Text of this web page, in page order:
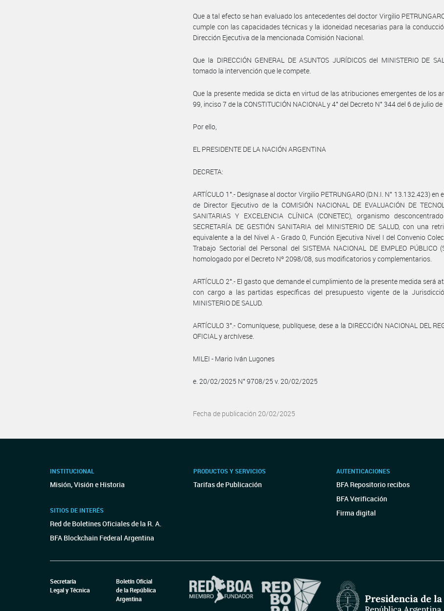
Que a tal efecto se han evaluado los antecedentes del doctor Virgilio
cumple con las capacidades técnicas y la idoneidad necesarias para la
Dirección Ejecutiva de la mencionada Comisión Nacional.
Que la DIRECCIÓN GENERAL DE ASUNTOS JURÍDICOS del MINISTERIO DE
tomado la intervención que le compete.
Que la presente medida se dicta en virtud de las atribuciones emergentes de los
99, inciso 7 de la CONSTITUCIÓN NACIONAL y 4° del Decreto N° 344 del 6 de julio
Por ello,
EL PRESIDENTE DE LA NACIÓN ARGENTINA
DECRETA:
ARTÍCULO 1°.- Desígnase al doctor Virgilio PETRUNGARO (D.N.I. N° 13.132.423) en
de Director Ejecutivo de la COMISIÓN NACIONAL DE EVALUACIÓN DE
SANITARIAS Y EXCELENCIA CLÍNICA (CONETEC), organismo
SECRETARÍA DE GESTIÓN SANITARIA del MINISTERIO DE SALUD, con una
equivalente a la del Nivel A - Grado 0, Función Ejecutiva Nivel I del Convenio
Trabajo Sectorial del Personal del SISTEMA NACIONAL DE EMPLEO PÚBLICO
homologado por el Decreto Nº 2098/08, sus modificatorios y complementarios.
ARTÍCULO 2°.- El gasto que demande el cumplimiento de la presente medida será
con cargo a las partidas específicas del presupuesto vigente de la
MINISTERIO DE SALUD.
ARTÍCULO 3°.- Comuníquese, publíquese, dese a la DIRECCIÓN NACIONAL DEL
OFICIAL y archívese.
MILEI - Mario Iván Lugones
e. 20/02/2025 N° 9708/25 v. 20/02/2025
Fecha de publicación 20/02/2025
INSTITUCIONAL
Misión, Visión e Historia
SITIOS DE INTERÉS
Red de Boletines Oficiales de la R. A.
BFA Blockchain Federal Argentina
PRODUCTOS Y SERVICIOS
Tarifas de Publicación
AUTENTICACIONES
BFA Repositorio recibos
BFA Verificación
Firma digital
Secretaría
Legal y Técnica
Boletín Oficial
de la República
Argentina